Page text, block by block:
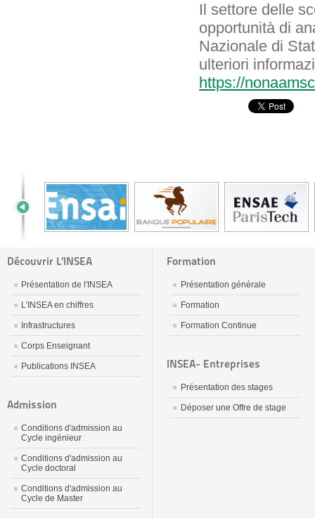
Il settore delle
opportunità di
Nazionale di
ulteriori
https://
Découvrir L'INSEA
Présentation de l'INSEA
L'INSEA en chiffres
Infrastructures
Corps Enseignant
Publications INSEA
Admission
Conditions d'admission au
Cycle ingénieur
Conditions d'admission au
Cycle doctoral
Conditions d'admission au
Cycle de Master
Formation
Présentation générale
Formation
Formation Continue
INSEA- Entreprises
Présentation des stages
Déposer une Offre de stage